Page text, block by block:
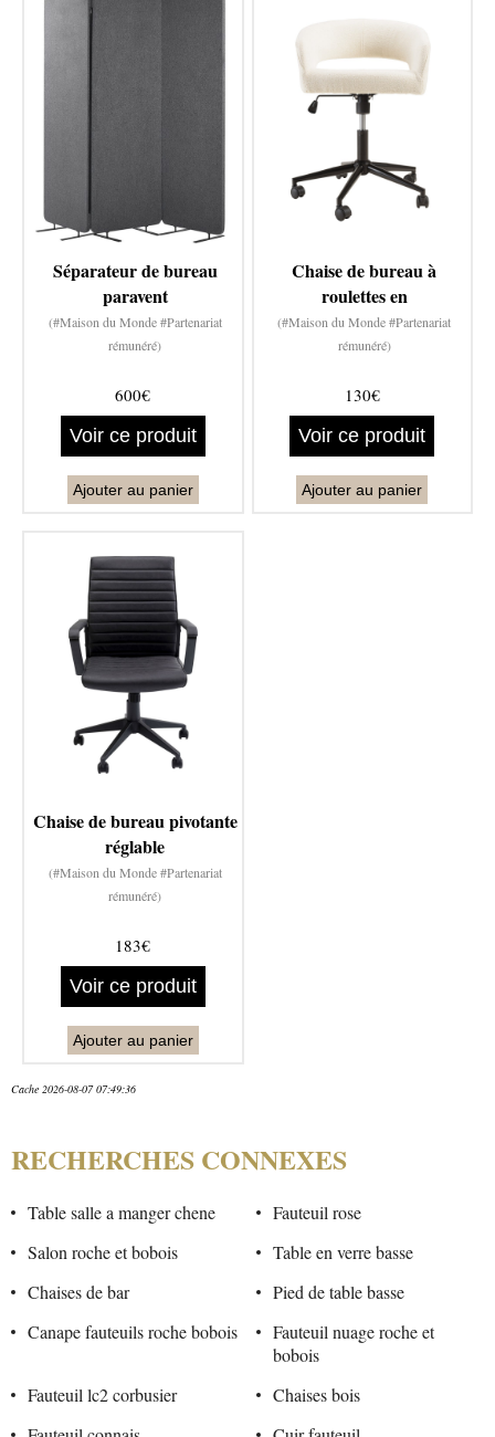
Séparateur de bureau
paravent
(#Maison du Monde #Partenariat
rémunéré)
600€
Voir ce produit
Ajouter au panier
Chaise de bureau à
roulettes en
(#Maison du Monde #Partenariat
rémunéré)
130€
Voir ce produit
Ajouter au panier
Chaise de bureau pivotante
réglable
(#Maison du Monde #Partenariat
rémunéré)
183€
Voir ce produit
Ajouter au panier
Cache 2026-08-07 07:49:36
RECHERCHES CONNEXES
Table salle a manger chene
Fauteuil rose
Salon roche et bobois
Table en verre basse
Chaises de bar
Pied de table basse
Canape fauteuils roche bobois
Fauteuil nuage roche et
bobois
Fauteuil lc2 corbusier
Chaises bois